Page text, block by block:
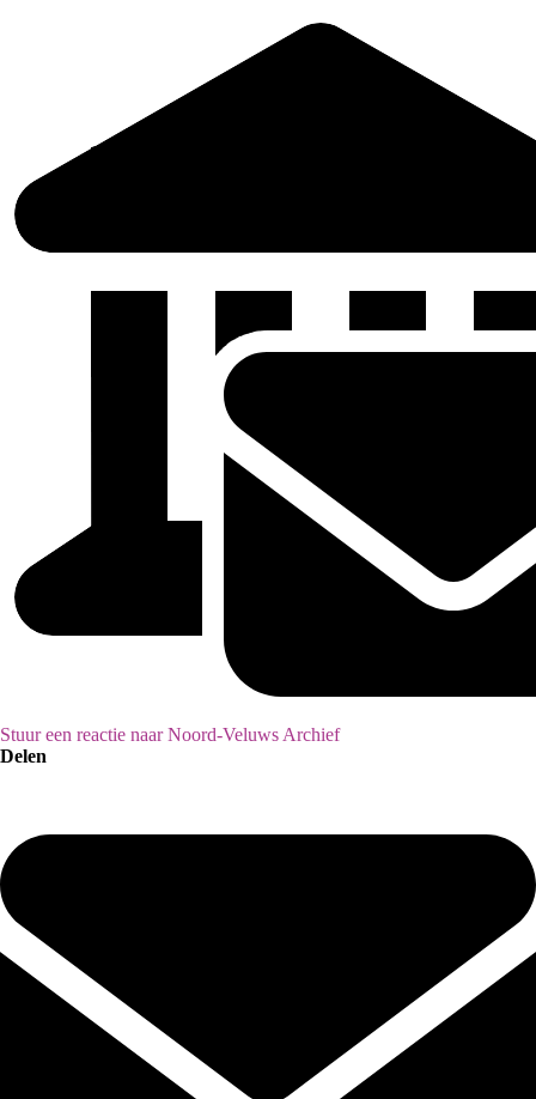
Stuur een reactie naar Noord-Veluws Archief
Delen